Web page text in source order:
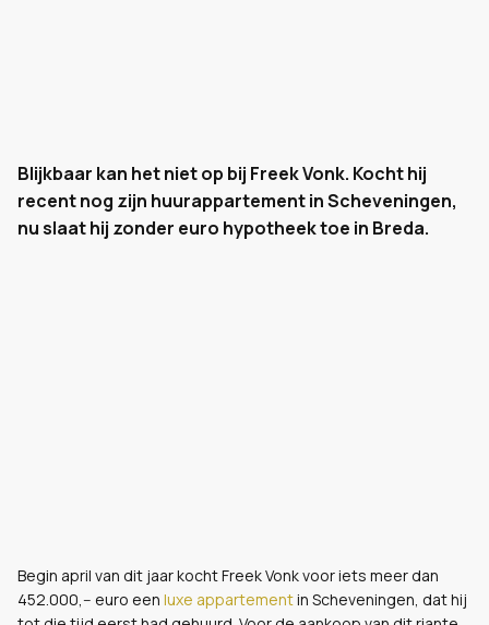
Blijkbaar kan het niet op bij Freek Vonk. Kocht hij
recent nog zijn huurappartement in Scheveningen,
nu slaat hij zonder euro hypotheek toe in Breda.
Begin april van dit jaar kocht Freek Vonk voor iets meer dan
452.000,-- euro een luxe appartementin Scheveningen, dat hij